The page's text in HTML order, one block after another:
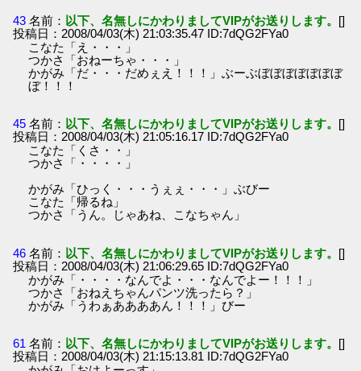
43 名前： 以下、名無しにかわりましてVIPがお送りします。 []
投稿日：2008/04/03(木) 21:03:35.47 ID:7dQG2FYa0
こなた「え・・・」
つかさ「おねーちゃ・・・」
かがみ「だ・・・だめぇえ！！！」ぶーぶぼぼぼぼぼぼぼ
ぼ！！！
45 名前： 以下、名無しにかわりましてVIPがお送りします。 []
投稿日：2008/04/03(木) 21:05:16.17 ID:7dQG2FYa0
こなた「くさ・・」
つかさ「・・・・」
かがみ「ひっく・・・うぇぇ・・・」ぶびー
こなた「帰るね」
つかさ「うん。じゃあね、こなちゃん」
46 名前： 以下、名無しにかわりましてVIPがお送りします。 []
投稿日：2008/04/03(木) 21:06:29.65 ID:7dQG2FYa0
かがみ「・・・・なんでよ・・・なんでよー！！！」
つかさ「おねえちゃんパンツ洗ったら？」
かがみ「うわぁああああん！！！」びー
61 名前： 以下、名無しにかわりましてVIPがお送りします。 []
投稿日：2008/04/03(木) 21:15:13.81 ID:7dQG2FYa0